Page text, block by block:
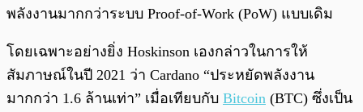
พลังงานมากกว่าระบบ Proof-of-Work (PoW) แบบเดิม
โดยเฉพาะอย่างยิ่ง Hoskinson เองกล่าวในการให้
สัมภาษณ์ในปี 2021 ว่า Cardano “ประหยัดพลังงาน
มากกว่า 1.6 ล้านเท่า” เมื่อเทียบกับ Bitcoin (BTC) ซึ่งเป็น